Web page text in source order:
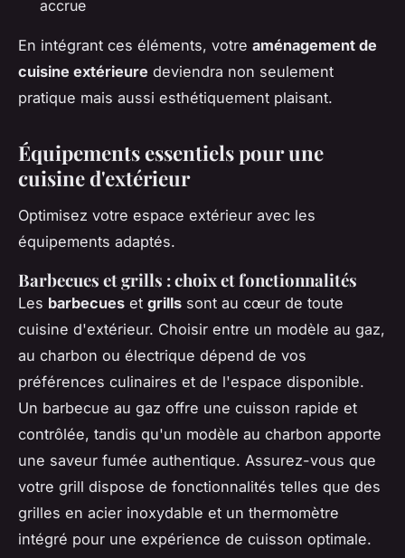
accrue
En intégrant ces éléments, votre aménagement de
cuisine extérieure deviendra non seulement
pratique mais aussi esthétiquement plaisant.
Équipements essentiels pour une
cuisine d'extérieur
Optimisez votre espace extérieur avec les
équipements adaptés.
Barbecues et grills : choix et fonctionnalités
Les barbecues et grills sont au cœur de toute
cuisine d'extérieur. Choisir entre un modèle au gaz,
au charbon ou électrique dépend de vos
préférences culinaires et de l'espace disponible.
Un barbecue au gaz offre une cuisson rapide et
contrôlée, tandis qu'un modèle au charbon apporte
une saveur fumée authentique. Assurez-vous que
votre grill dispose de fonctionnalités telles que des
grilles en acier inoxydable et un thermomètre
intégré pour une expérience de cuisson optimale.